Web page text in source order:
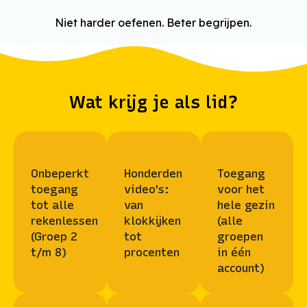
Niet harder oefenen. Beter begrijpen.
Wat krijg je als lid?
Onbeperkt
toegang
tot alle
rekenlessen
(Groep 2
t/m 8)
Honderden
video's:
van
klokkijken
tot
procenten
Toegang
voor het
hele gezin
(alle
groepen
in één
account)